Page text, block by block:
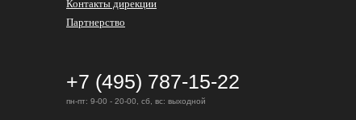
Контакты дирекции
Партнерство
+7 (495) 787-15-22
пн-пт: 9-00 - 20-00, сб, вс: выходной